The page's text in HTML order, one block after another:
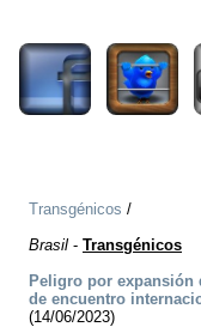
Transgénicos /
Brasil - Transgénicos
Peligro por expansión
de encuentro
(14/06/2023)